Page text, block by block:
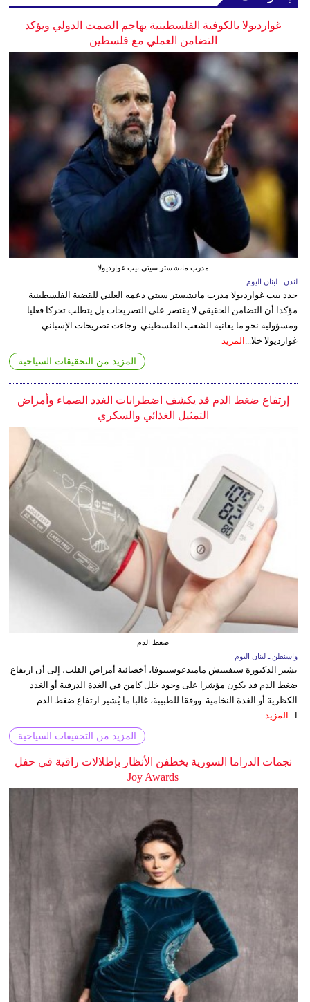
غوارديولا بالكوفية الفلسطينية يهاجم الصمت الدولي ويؤكد
التضامن العملي مع فلسطين
مدرب مانشستر سيتي بيب غوارديولا
لندن ـ لبنان اليوم
جدد بيب غوارديولا مدرب مانشستر سيتي دعمه العلني للقضية الفلسطينية
مؤكدا أن التضامن الحقيقي لا يقتصر على التصريحات بل يتطلب تحركا فعليا
ومسؤولية نحو ما يعانيه الشعب الفلسطيني. وجاءت تصريحات الإسباني
غوارديولا خلا... المزيد
المزيد من التحقيقات السياحية
إرتفاع ضغط الدم قد يكشف اضطرابات الغدد الصماء وأمراض
التمثيل الغذائي والسكري
ضغط الدم
واشنطن ـ لبنان اليوم
تشير الدكتورة سيفينتش ماميدغوسينوفا، أخصائية أمراض القلب، إلى أن ارتفاع
ضغط الدم قد يكون مؤشرا على وجود خلل كامن في الغدة الدرقية أو الغدد
الكظرية أو الغدة النخامية. ووفقا للطبيبة، غالبا ما يُشير ارتفاع ضغط الدم
ا...
المزيد
المزيد من التحقيقات السياحية
نجمات الدراما السورية يخطفن الأنظار بإطلالات راقية في حفل
Joy Awards